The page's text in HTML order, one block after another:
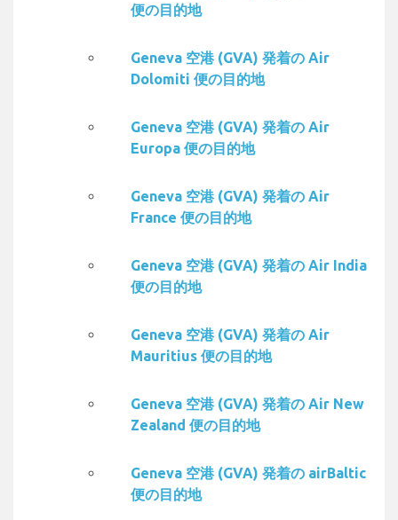
便の目的地
Geneva 空港 (GVA) 発着の Air
Dolomiti 便の目的地
Geneva 空港 (GVA) 発着の Air
Europa 便の目的地
Geneva 空港 (GVA) 発着の Air
France 便の目的地
Geneva 空港 (GVA) 発着の Air India
便の目的地
Geneva 空港 (GVA) 発着の Air
Mauritius 便の目的地
Geneva 空港 (GVA) 発着の Air New
Zealand 便の目的地
Geneva 空港 (GVA) 発着の airBaltic
便の目的地